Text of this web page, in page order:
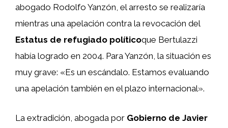
abogado Rodolfo Yanzón, el arresto se realizaría
mientras una apelación contra la revocación del
Estatus de refugiado políticoque Bertulazzi
había logrado en 2004. Para Yanzón, la situación es
muy grave: «Es un escándalo. Estamos evaluando
una apelación también en el plazo internacional».
La extradición, abogada por Gobierno de Javier